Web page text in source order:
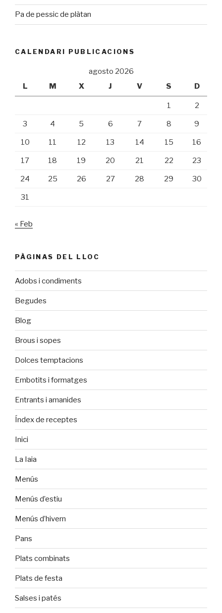
Pa de pessic de plàtan
CALENDARI PUBLICACIONS
agosto 2026
L
M X J V S D
1 2
3 4 5 6 7 8 9
10 11 12 13 14 15 16
17 18 19 20 21 22 23
24 25 26 27 28 29 30
31
« Feb
PÀGINAS DEL LLOC
Adobs i condiments
Begudes
Blog
Brous i sopes
Dolces temptacions
Embotits i formatges
Entrants i amanides
Índex de receptes
Inici
La Iaia
Menús
Menús d’estiu
Menús d’hivern
Pans
Plats combinats
Plats de festa
Salses i patés